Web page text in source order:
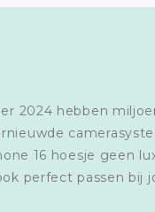
2024 hebben
16 hoesje geen
perfect passen bij